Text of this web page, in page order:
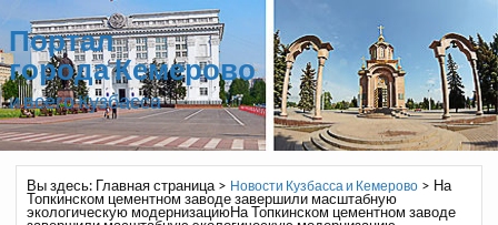
Портал
города Кемерово
и всего Кузбасса
Вы здесь: Главная страница> Новости Кузбасса и Кемерово> На
Топкинском цементном заводе завершили масштабную
экологическую модернизациюНа Топкинском цементном заводе